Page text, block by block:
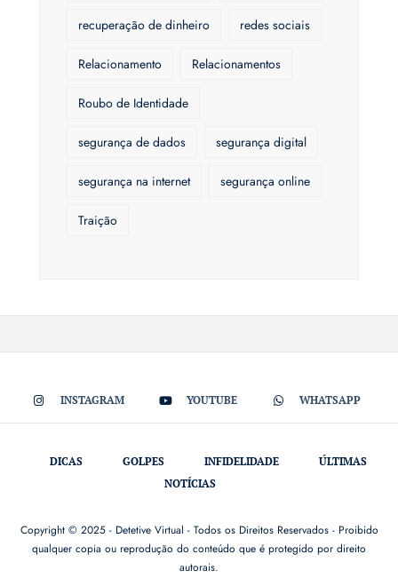
recuperação de dinheiro redes sociais
Relacionamento Relacionamentos
Roubo de Identidade
segurança de dados segurança digital
segurança na internet segurança online
Traição
INSTAGRAM YOUTUBE WHATSAPP
DICAS GOLPES INFIDELIDADE
ÚLTIMAS
NOTÍCIAS
Copyright © 2025 - Detetive Virtual - Todos os Direitos Reservados - Proibido
qualquer copia ou reprodução do conteúdo que é protegido por direito
autorais.